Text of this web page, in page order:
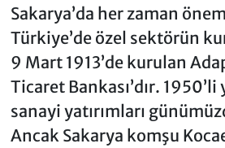
Sakarya’da her zaman
Türkiye’de özel sektörün
9 Mart 1913’de kurulan
Ticaret Bankası’dır.
sanayi yatırımları
Ancak Sakarya komşu